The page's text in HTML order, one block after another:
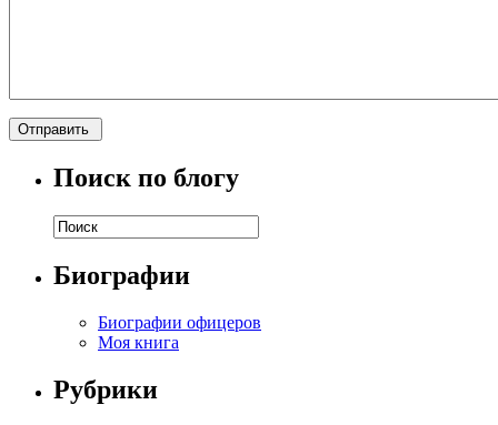
Поиск по блогу
Биографии
Биографии офицеров
Моя книга
Рубрики